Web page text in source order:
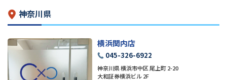
神奈川県
横浜関内店
045-326-6922
神奈川県 横浜市中区 尾上町 2-20
大和証券横浜ビル 2F